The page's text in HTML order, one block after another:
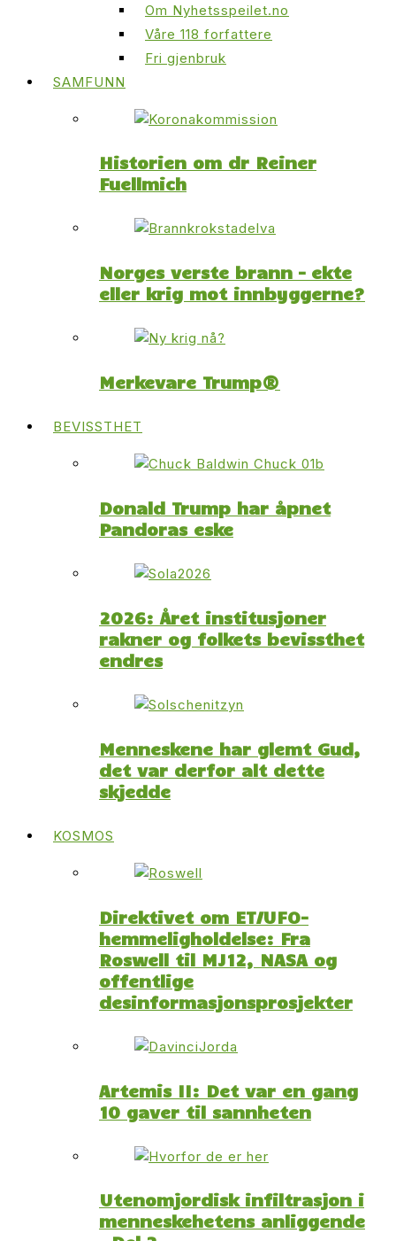
Om Nyhetsspeilet.no
Våre 118 forfattere
Fri gjenbruk
SAMFUNN
Historien om dr Reiner
Fuellmich
Norges verste brann – ekte
eller krig mot innbyggerne?
Merkevare Trump®
BEVISSTHET
Donald Trump har åpnet
Pandoras eske
2026: Året institusjoner
rakner og folkets bevissthet
endres
Menneskene har glemt Gud,
det var derfor alt dette
skjedde
KOSMOS
Direktivet om ET/UFO-
hemmeligholdelse: Fra
Roswell til MJ12, NASA og
offentlige
desinformasjonsprosjekter
Artemis II: Det var en gang
10 gaver til sannheten
Utenomjordisk infiltrasjon i
menneskehetens anliggende